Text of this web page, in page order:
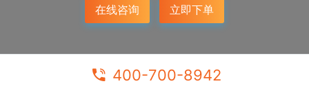
在线咨询 立即下单
400-700-8942